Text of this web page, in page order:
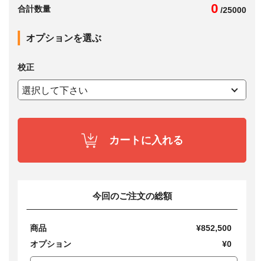
合計数量 0 /25000
オプションを選ぶ
校正
カートに入れる
今回のご注文の総額
商品
¥852,500
オプション
¥0